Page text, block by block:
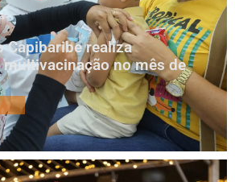
Capibaribe realiza
multivacinação no mês de